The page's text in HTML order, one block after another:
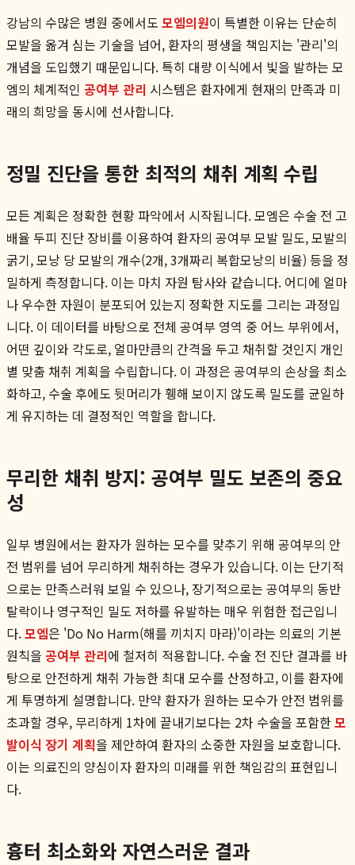
강남의 수많은 병원 중에서도 모엠의원이 특별한 이유는 단순히
모발을 옮겨 심는 기술을 넘어, 환자의 평생을 책임지는 '관리'의
개념을 도입했기 때문입니다. 특히 대량 이식에서 빛을 발하는 모
엠의 체계적인 공여부 관리 시스템은 환자에게 현재의 만족과 미
래의 희망을 동시에 선사합니다.
정밀 진단을 통한 최적의 채취 계획 수립
모든 계획은 정확한 현황 파악에서 시작됩니다. 모엠은 수술 전 고
배율 두피 진단 장비를 이용하여 환자의 공여부 모발 밀도, 모발의
굵기, 모낭 당 모발의 개수(2개, 3개짜리 복합모낭의 비율) 등을 정
밀하게 측정합니다. 이는 마치 자원 탐사와 같습니다. 어디에 얼마
나 우수한 자원이 분포되어 있는지 정확한 지도를 그리는 과정입
니다. 이 데이터를 바탕으로 전체 공여부 영역 중 어느 부위에서,
어떤 깊이와 각도로, 얼마만큼의 간격을 두고 채취할 것인지 개인
별 맞춤 채취 계획을 수립합니다. 이 과정은 공여부의 손상을 최소
화하고, 수술 후에도 뒷머리가 휑해 보이지 않도록 밀도를 균일하
게 유지하는 데 결정적인 역할을 합니다.
무리한 채취 방지: 공여부 밀도 보존의 중요
성
일부 병원에서는 환자가 원하는 모수를 맞추기 위해 공여부의 안
전 범위를 넘어 무리하게 채취하는 경우가 있습니다. 이는 단기적
으로는 만족스러워 보일 수 있으나, 장기적으로는 공여부의 동반
탈락이나 영구적인 밀도 저하를 유발하는 매우 위험한 접근입니
다.모엠은 'Do No Harm(해를 끼치지 마라)'이라는 의료의 기본
원칙을 공여부 관리에 철저히 적용합니다. 수술 전 진단 결과를 바
탕으로 안전하게 채취 가능한 최대 모수를 산정하고, 이를 환자에
게 투명하게 설명합니다. 만약 환자가 원하는 모수가 안전 범위를
초과할 경우, 무리하게 1차에 끝내기보다는 2차 수술을 포함한모
발이식 장기 계획을 제안하여 환자의 소중한 자원을 보호합니다.
이는 의료진의 양심이자 환자의 미래를 위한 책임감의 표현입니
다.
흉터 최소화와 자연스러운 결과